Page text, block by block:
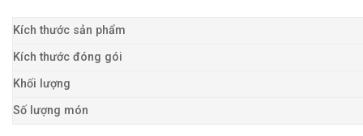
Kích thước sản phẩm
Kích thước đóng gói
Khối lượng
Số lượng món